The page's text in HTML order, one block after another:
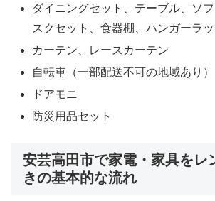
ダイニングセット、テーブル、ソ
スクセット、食器棚、ハンガーラ
カーテン、レースカーテン
自転車（一部配送不可の地域あり）
ドアモニ
防災用品セット
安芸高田市で家電・家具をレ
きの基本的な流れ